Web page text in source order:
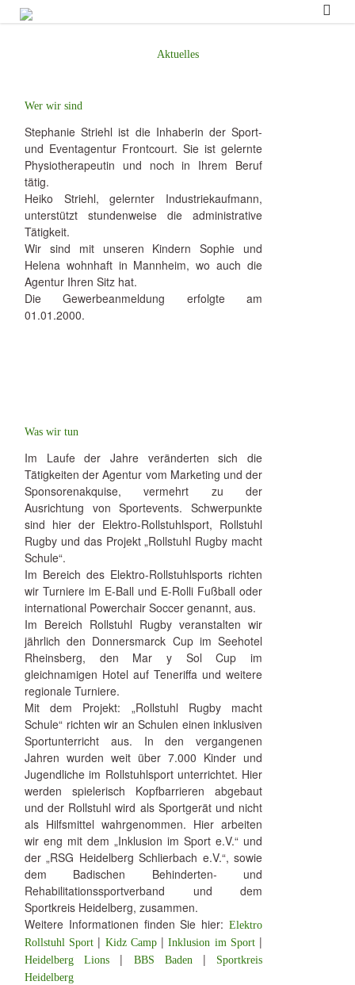
Aktuelles
Aktuelles
Wer wir sind
Stephanie Striehl ist die Inhaberin der Sport-
und Eventagentur Frontcourt. Sie ist gelernte
Physiotherapeutin und noch in Ihrem Beruf
tätig.
Heiko Striehl, gelernter Industriekaufmann,
unterstützt stundenweise die administrative
Tätigkeit.
Wir sind mit unseren Kindern Sophie und
Helena wohnhaft in Mannheim, wo auch die
Agentur Ihren Sitz hat.
Die Gewerbeanmeldung erfolgte am
01.01.2000.
Was wir tun
Im Laufe der Jahre veränderten sich die
Tätigkeiten der Agentur vom Marketing und der
Sponsorenakquise, vermehrt zu der
Ausrichtung von Sportevents. Schwerpunkte
sind hier der Elektro-Rollstuhlsport, Rollstuhl
Rugby und das Projekt „Rollstuhl Rugby macht
Schule“.
Im Bereich des Elektro-Rollstuhlsports richten
wir Turniere im E-Ball und E-Rolli Fußball oder
international Powerchair Soccer genannt, aus.
Im Bereich Rollstuhl Rugby veranstalten wir
jährlich den Donnersmarck Cup im Seehotel
Rheinsberg, den Mar y Sol Cup im
gleichnamigen Hotel auf Teneriffa und weitere
regionale Turniere.
Mit dem Projekt: „Rollstuhl Rugby macht
Schule“ richten wir an Schulen einen inklusiven
Sportunterricht aus. In den vergangenen
Jahren wurden weit über 7.000 Kinder und
Jugendliche im Rollstuhlsport unterrichtet. Hier
werden spielerisch Kopfbarrieren abgebaut
und der Rollstuhl wird als Sportgerät und nicht
als Hilfsmittel wahrgenommen. Hier arbeiten
wir eng mit dem „Inklusion im Sport e.V.“ und
der „RSG Heidelberg Schlierbach e.V.“, sowie
dem Badischen Behinderten- und
Rehabilitationssportverband und dem
Sportkreis Heidelberg, zusammen.
Weitere Informationen finden Sie hier: Elektro
Rollstuhl Sport | Kidz Camp|Inklusion im Sport|
Heidelberg Lions | BBS Baden|
Sportkreis
Heidelberg